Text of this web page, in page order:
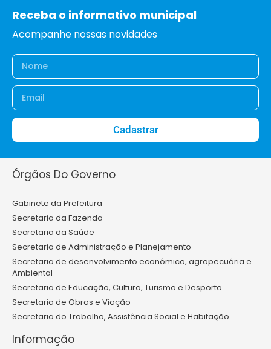
Receba o informativo municipal
Acompanhe nossas novidades
Cadastrar
Órgãos Do Governo
Gabinete da Prefeitura
Secretaria da Fazenda
Secretaria da Saúde
Secretaria de Administração e Planejamento
Secretaria de desenvolvimento econômico, agropecuária e
Ambiental
Secretaria de Educação, Cultura, Turismo e Desporto
Secretaria de Obras e Viação
Secretaria do Trabalho, Assistência Social e Habitação
Informação